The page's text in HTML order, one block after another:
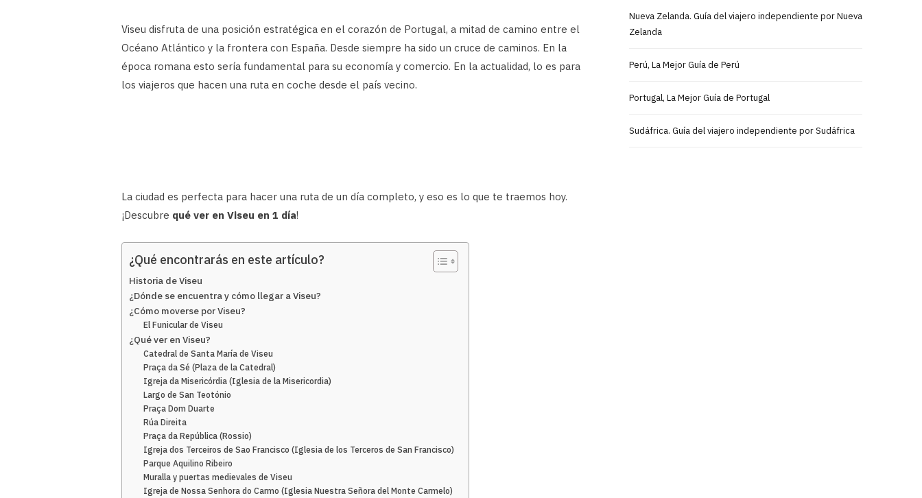
Viseu disfruta de una posición estratégica en el corazón de Portugal, a mitad de camino entre el
Océano Atlántico y la frontera con España. Desde siempre ha sido un cruce de caminos. En la
época romana esto sería fundamental para su economía y comercio. En la actualidad, lo es para
los viajeros que hacen una ruta en coche desde el país vecino.
La ciudad es perfecta para hacer una ruta de un día completo, y eso es lo que te traemos hoy.
¡Descubre qué ver en Viseu en 1 día!
¿Qué encontrarás en este artículo?
Historia de Viseu
¿Dónde se encuentra y cómo llegar a Viseu?
¿Cómo moverse por Viseu?
El Funicular de Viseu
¿Qué ver en Viseu?
Catedral de Santa María de Viseu
Praça da Sé (Plaza de la Catedral)
Igreja da Misericórdia (Iglesia de la Misericordia)
Largo de San Teotónio
Praça Dom Duarte
Rúa Direita
Praça da República (Rossio)
Igreja dos Terceiros de Sao Francisco (Iglesia de los Terceros de San Francisco)
Parque Aquilino Ribeiro
Muralla y puertas medievales de Viseu
Igreja de Nossa Senhora do Carmo (Iglesia Nuestra Señora del Monte Carmelo)
Nueva Zelanda. Guía del viajero independiente por Nueva
Zelanda
Perú, La Mejor Guía de Perú
Portugal, La Mejor Guía de Portugal
Sudáfrica. Guía del viajero independiente por Sudáfrica